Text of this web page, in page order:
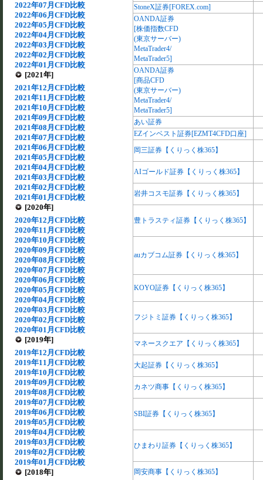
2022年07月CFD比較
2022年06月CFD比較
2022年05月CFD比較
2022年04月CFD比較
2022年03月CFD比較
2022年02月CFD比較
2022年01月CFD比較
[2021年]
2021年12月CFD比較
2021年11月CFD比較
2021年10月CFD比較
2021年09月CFD比較
2021年08月CFD比較
2021年07月CFD比較
2021年06月CFD比較
2021年05月CFD比較
2021年04月CFD比較
2021年03月CFD比較
2021年02月CFD比較
2021年01月CFD比較
[2020年]
2020年12月CFD比較
2020年11月CFD比較
2020年10月CFD比較
2020年09月CFD比較
2020年08月CFD比較
2020年07月CFD比較
2020年06月CFD比較
2020年05月CFD比較
2020年04月CFD比較
2020年03月CFD比較
2020年02月CFD比較
2020年01月CFD比較
[2019年]
2019年12月CFD比較
2019年11月CFD比較
2019年10月CFD比較
2019年09月CFD比較
2019年08月CFD比較
2019年07月CFD比較
2019年06月CFD比較
2019年05月CFD比較
2019年04月CFD比較
2019年03月CFD比較
2019年02月CFD比較
2019年01月CFD比較
[2018年]
StoneX証券[FOREX.com]
OANDA証券
[株価指数CFD
(東京サーバー)
MetaTrader4/
MetaTrader5]
OANDA証券
[商品CFD
(東京サーバー)
MetaTrader4/
MetaTrader5]
あい証券
EZインベスト証券[EZMT4CFD口座]
岡三証券【くりっく株365】
AIゴールド証券【くりっく株365】
岩井コスモ証券【くりっく株365】
豊トラスティ証券【くりっく株365】
auカブコム証券【くりっく株365】
KOYO証券【くりっく株365】
フジトミ証券【くりっく株365】
マネースクエア【くりっく株365】
大起証券【くりっく株365】
カネツ商事【くりっく株365】
SBI証券【くりっく株365】
ひまわり証券【くりっく株365】
岡安商事【くりっく株365】